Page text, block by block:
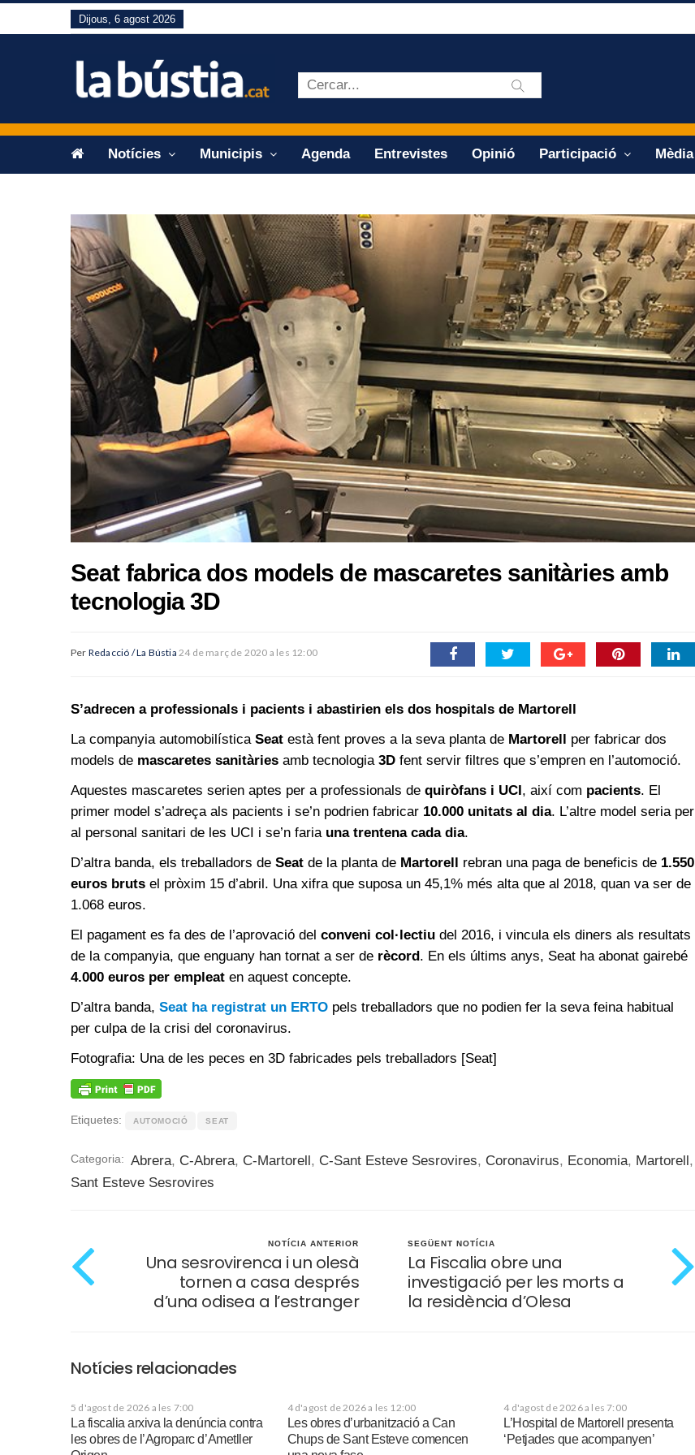
Dijous, 6 agost 2026
Notícies Municipis Agenda Entrevistes Opinió Participació Mèdia
Seat fabrica dos models de mascaretes sanitàries amb
tecnologia 3D
Per Redacció / La Bústia 24 de març de 2020 a les 12:00
S’adrecen a professionals i pacients i abastirien els dos hospitals de Martorell
La companyia automobilística Seat està fent proves a la seva planta de Martorell
per fabricar dos
models de mascaretes sanitàries amb tecnologia 3D fent servir filtres que s’empren en l’automoció.
Aquestes mascaretes serien aptes per a professionals de quiròfans i UCI , així com pacients. El
primer model s’adreça als pacients i se’n podrien fabricar 10.000 unitats al dia. L’altre model seria per
al personal sanitari de les UCI i se’n faria una trentena cada dia.
D’altra banda, els treballadors de Seat de la planta de Martorell rebran una paga de beneficis de 1.550
euros bruts el pròxim 15 d’abril. Una xifra que suposa un 45,1% més alta que al 2018, quan va ser de
1.068 euros.
El pagament es fa des de l’aprovació del conveni col·lectiu del 2016, i vincula els diners als resultats
de la companyia, que enguany han tornat a ser de rècord . En els últims anys, Seat ha abonat gairebé
4.000 euros per empleat en aquest concepte.
D’altra banda, Seat ha registrat un ERTO pels treballadors que no podien fer la seva feina habitual
per culpa de la crisi del coronavirus.
Fotografia: Una de les peces en 3D fabricades pels treballadors [Seat]
Etiquetes: AUTOMOCIÓ SEAT
Categoria: Abrera, C-Abrera, C-Martorell, C-Sant Esteve Sesrovires, Coronavirus, Economia, Martorell,
Sant Esteve Sesrovires
NOTÍCIA ANTERIOR
Una sesrovirenca i un olesà
tornen a casa després
d’una odisea a l’estranger
SEGÜENT NOTÍCIA
La Fiscalia obre una
investigació per les morts a
la residència d’Olesa
Notícies relacionades
5 d'agost de 2026 a les 7:00
La fiscalia arxiva la denúncia contra
les obres de l’Agroparc d’Ametller
4 d'agost de 2026 a les 12:00
Les obres d’urbanització a Can
Chups de Sant Esteve comencen
4 d'agost de 2026 a les 7:00
L’Hospital de Martorell presenta
‘Petjades que acompanyen’